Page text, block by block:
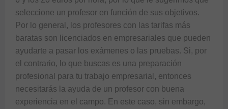
seleccione un profesor en función de sus objetivos.
Por lo general, los profesores con las tarifas más
baratas son licenciados en empresariales que pueden
ayudarte a pasar los exámenes o las pruebas. Si, por
el contrario, lo que buscas es una preparación
profesional para tu trabajo empresarial, entonces
necesitarás la ayuda de un profesor con buena
experiencia en el campo. En este caso, sin embargo,